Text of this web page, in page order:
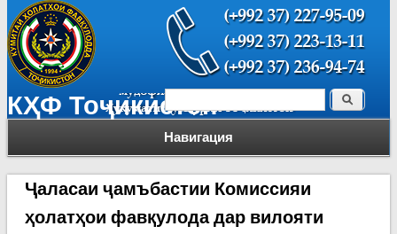
КҲФ Тоҷикистон
Навигация
Форма поиска Поиск
Ҷаласаи ҷамъбастии Комиссияи
ҳолатҳои фавқулода дар вилояти